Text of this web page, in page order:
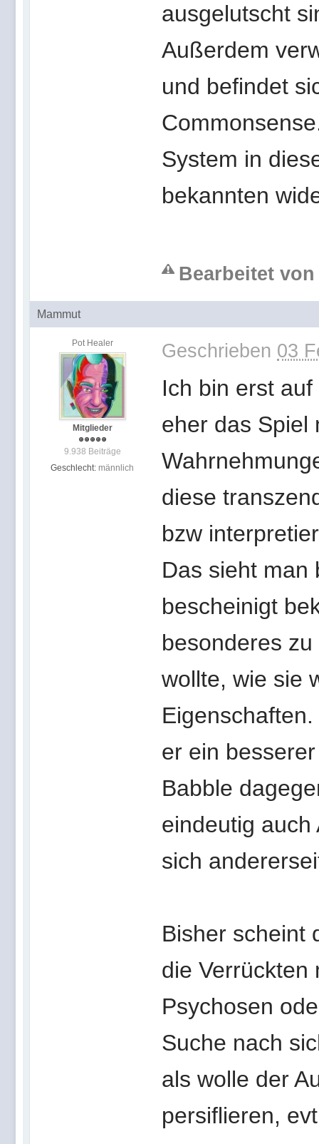
ausgelutscht
Außerdem
und befindet
System in
bekannten
Bearbeitet von
Mammut
Pot Healer
Mitglieder
9.938 Beiträge
Geschlecht: männlich
Geschrieben 03
Ich bin erst
eher das Spiel
diese
bzw
Das sieht man
bescheinigt
besonderes
wollte, wie sie
er ein
Babble
eindeutig
sich
Bisher scheint
die Verrückten
Psychosen
Suche nach
als wolle der
persiflieren,